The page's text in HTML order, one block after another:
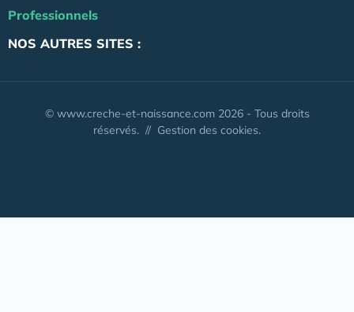
Professionnels
NOS AUTRES SITES :
© www.creche-et-naissance.com 2026 - Tous droits
réservés. // Gestion des cookies.